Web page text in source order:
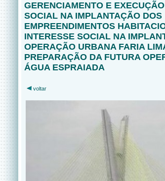
GERENCIAMENTO E
SOCIAL NA IMPLANTAÇÃO DOS
EMPREENDIMENTOS
INTERESSE SOCIAL NA
OPERAÇÃO URBANA FARIA
PREPARAÇÃO DA FUTURA
ÁGUA ESPRAIADA
voltar